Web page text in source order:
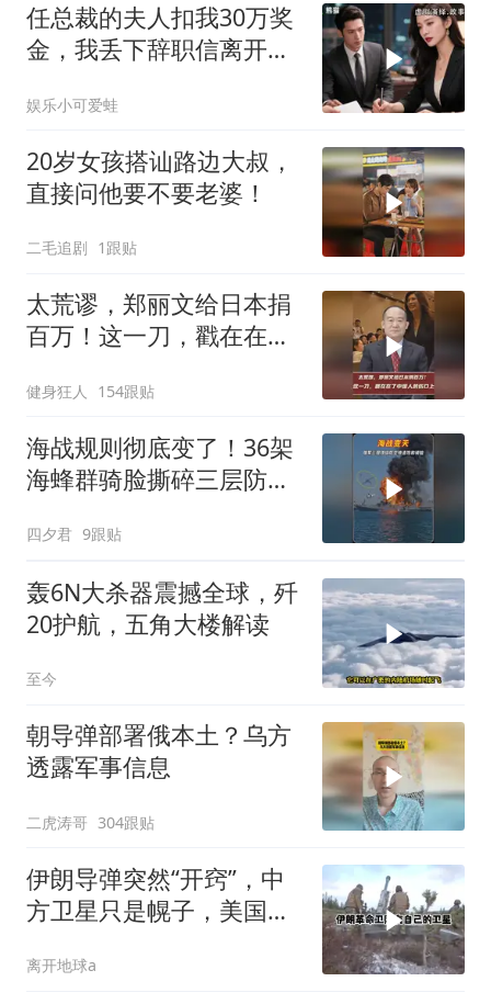
任总裁的夫人扣我30万奖
金，我丢下辞职信离开，
你签约
娱乐小可爱蛙
20岁女孩搭讪路边大叔，
直接问他要不要老婆！
二毛追剧 1跟贴
太荒谬，郑丽文给日本捐
百万！这一刀，戳在在了
健身狂人 154跟贴
海战规则彻底变了！36架
海蜂群骑脸撕碎三层防空
四夕君 9跟贴
轰6N大杀器震撼全球，歼
20护航，五角大楼解读
至今
朝导弹部署俄本土？乌方
透露军事信息
二虎涛哥 304跟贴
伊朗导弹突然“开窍”，中
方卫星只是幌子，美国真
离开地球a